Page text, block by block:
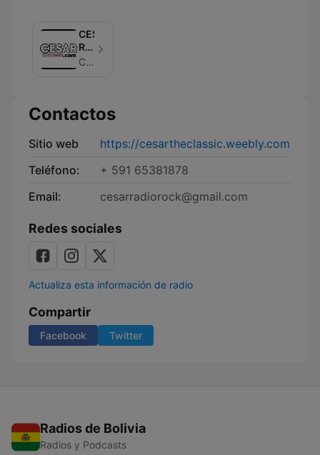
CESAR
Radio
Rock
Cesar Crespo
Contactos
Sitio web
https://cesartheclassic.weebly.com
Teléfono:
+ 591 65381878
Email:
cesarradiorock@gmail.com
Redes sociales
Actualiza esta información de radio
Compartir
Facebook Twitter
Radios de Bolivia
Radios y Podcasts